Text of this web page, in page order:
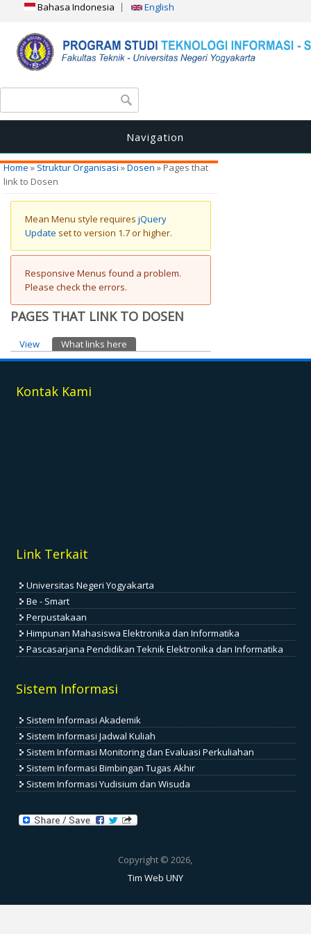
Bahasa Indonesia English
Search form
Navigation
You are here
Home»Struktur Organisasi»Dosen» Pages that
link to Dosen
Warning message
Mean Menu style requires jQuery
Update set to version 1.7 or higher.
Error message
Responsive Menus found a problem.
Please check the errors.
PAGES THAT LINK TO DOSEN
Primary tabs
View What links here
Kontak Kami
Link Terkait
Universitas Negeri Yogyakarta
Be - Smart
Perpustakaan
Himpunan Mahasiswa Elektronika dan Informatika
Pascasarjana Pendidikan Teknik Elektronika dan Informatika
Sistem Informasi
Sistem Informasi Akademik
Sistem Informasi Jadwal Kuliah
Sistem Informasi Monitoring dan Evaluasi Perkuliahan
Sistem Informasi Bimbingan Tugas Akhir
Sistem Informasi Yudisium dan Wisuda
Copyright © 2026,
Tim Web UNY